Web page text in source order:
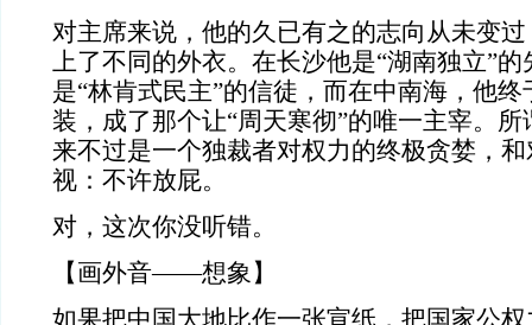
对主席来说，他的久已有之的志向从未变
上了不同的外衣。在长沙他是“湖南独立”
是“林肯式民主”的信徒，而在中南海，他
装，成了那个让“周天寒彻”的唯一主宰。所
来不过是一个独裁者对权力的终极贪婪，
视：不许放屁。
对，这次你没听错。
【画外音——想象】
如果把中国大地比作一张宣纸，把国家公